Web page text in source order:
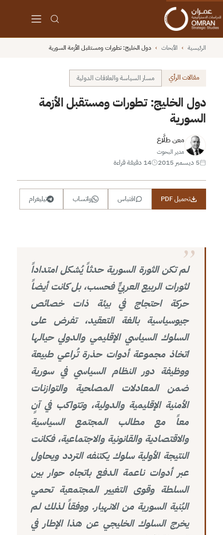
الرئيسية › الأبحاث › دول الخليج: تطورات ومستقبل الأزمة السورية
مقالات الرأي مسار السياسة والعلاقات الدولية
دول الخليج: تطورات ومستقبل الأزمة
السورية
معن طلَّاع
مدير البحوث
5 ديسمبر 2015 14 دقيقة قراءة
تحميل PDF اقتباس واتساب تيليغرام
لم تكن الثورة السورية حدثاً يُشكل امتداداً
لثورات الربيع العربيٍّ فحسب، بل كانت أيضاً
حركة احتجاج في بيئة ذات خصائص
جيوسياسية بالغة التعقيد، تفرض على
السلوك السياسي الإقليمي والدولي حيالها
اتخاذ مجموعة أدوات حذرة تُراعي طبيعة
ووظيفة دور النظام السياسي في سورية
ضمن المعادلات المصلحية والتوازنات
الأمنية الإقليمية والدولية، وتتواكب في آنٍ
معاً مع مطالب المجتمع السياسية
والاقتصادية والقانونية والاجتماعية، فكانت
النتيجة الأولية سلوك يكتنفه التردد ويحاول
عبر أدوات ناعمة الدفع باتجاه حوار بين
السلطة وقوى التغيير المجتمعية تحمي
البُنية السورية من الانهيار. ووفقاً لذلك لم
يخرج السلوك الخليجي عن هذا الإطار في